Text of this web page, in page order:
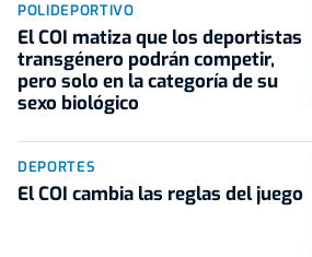
POLIDEPORTIVO
El COI matiza que los deportistas
transgénero podrán competir,
pero solo en la categoría de su
sexo biológico
DEPORTES
El COI cambia las reglas del juego